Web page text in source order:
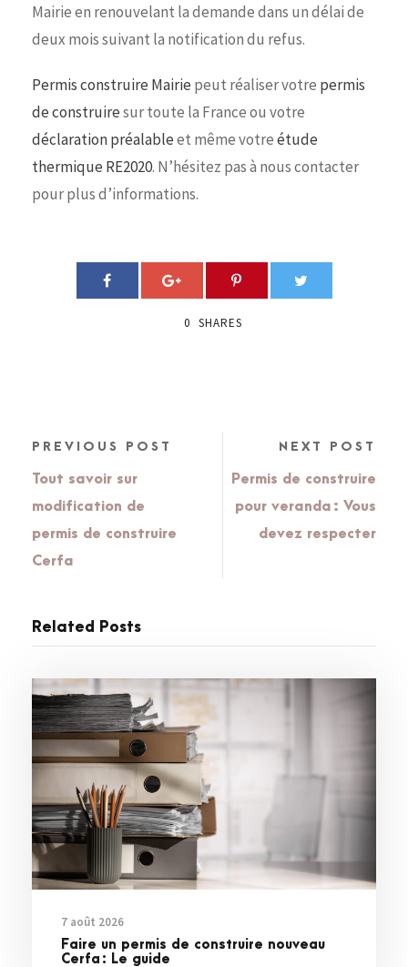
Mairie en renouvelant la demande dans un délai de
deux mois suivant la notification du refus.
Permis construire Mairie peut réaliser votre permis
de construiresur toute la France ou votre
déclaration préalableet même votreétude
thermique RE2020. N’hésitez pas à nous contacter
pour plus d’informations.
0 SHARES
PREVIOUS POST
Tout savoir sur
modification de
permis de construire
Cerfa
NEXT POST
Permis de construire
pour veranda : Vous
devez respecter
Related Posts
7 août 2026
Faire un permis de construire nouveau
Cerfa : Le guide